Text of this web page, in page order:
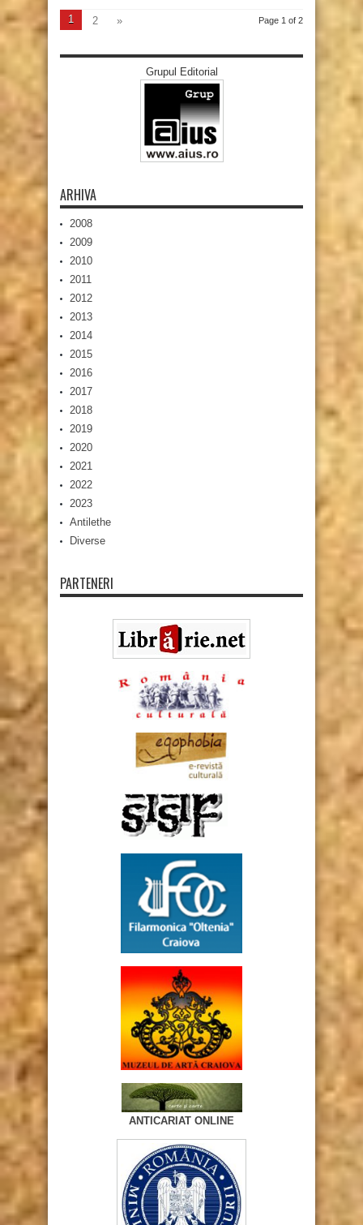
Page 1 of 2
1 2 »
Grupul Editorial
ARHIVA
2008
2009
2010
2011
2012
2013
2014
2015
2016
2017
2018
2019
2020
2021
2022
2023
Antilethe
Diverse
PARTENERI
ANTICARIAT ONLINE